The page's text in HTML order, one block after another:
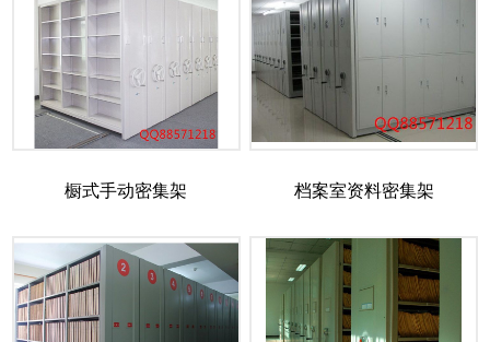
橱式手动密集架 档案室资料密集架